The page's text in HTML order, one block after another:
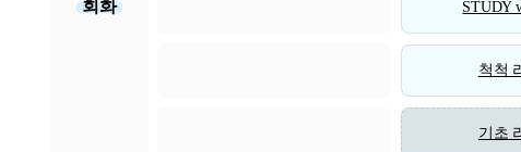
회화 STUDY
척척
기초